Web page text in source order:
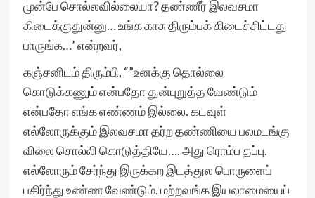
முன்பே சொல்லவில்லையா? தண்ணீர் இலவசமா
கிடைக்குதுன்னு… உங்க காசு திரும்பக் கிடைச்சிட்டது
பாருங்க…’ என்றவர்,
கஞ்சனிடம் திரும்பி, “”உனக்கு தொல்லை
கொடுக்கணும் என்பதோ துன்புறுத்த வேண்டும்
என்பதோ எங்க எண்ணம் இல்லை. கடவுள்
எல்லோருக்கும் இலவசமா தர்ற தண்ணியை பலமடங்கு
விலை சொல்லி கொடுத்தியே…. அது ரொம்ப தப்பு.
எல்லோரும் சேர்ந்து இருக்கற இடத்துல பொருளைப்
பகிர்ந்து உண்ண வேண்டும். மற்றவங்க இயலாமையைப்